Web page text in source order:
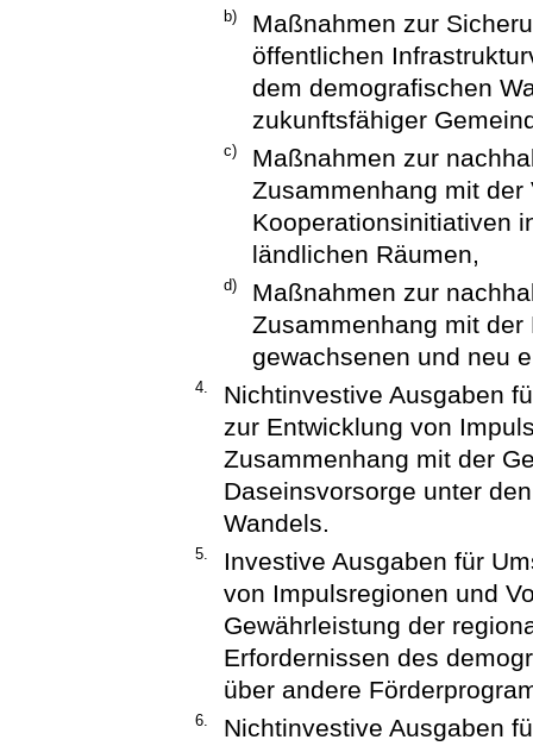
b)
Maßnahmen zur
öffentlichen
dem demografischen
zukunftsfähiger
c)
Maßnahmen zur
Zusammenhang mit
Kooperationsinitiativen
ländlichen Räumen,
d)
Maßnahmen zur
Zusammenhang mit
gewachsenen und neu
4.
Nichtinvestive Ausgaben
zur Entwicklung von
Zusammenhang mit der
Daseinsvorsorge unter
Wandels.
5.
Investive Ausgaben für
von Impulsregionen und
Gewährleistung der
Erfordernissen des
über andere
6.
Nichtinvestive Ausgaben